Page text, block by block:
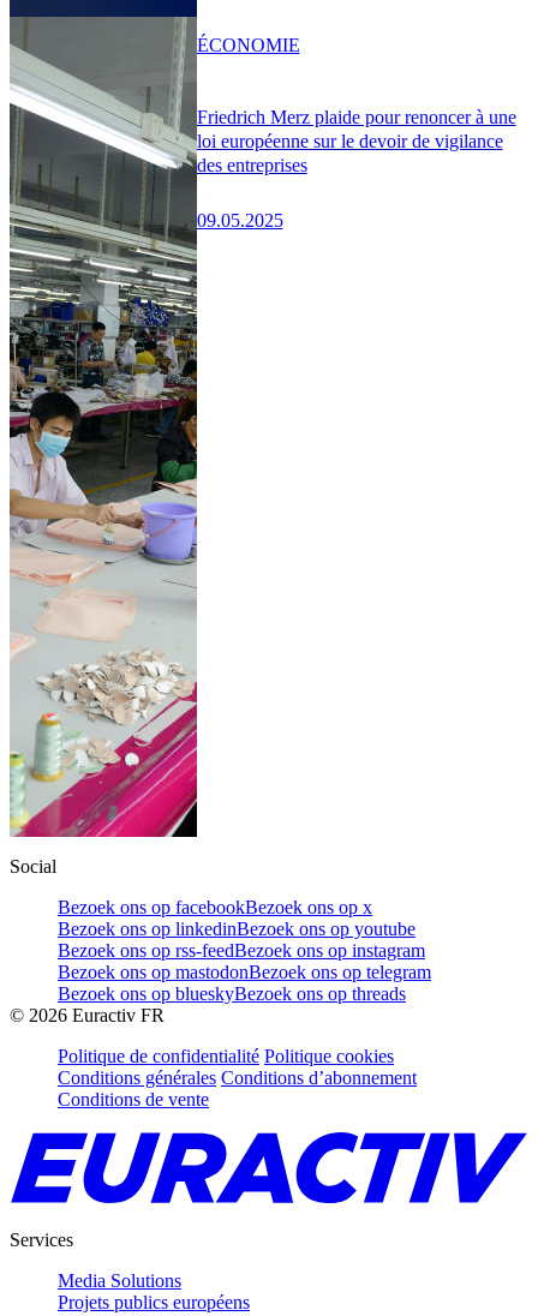
Friedrich Merz plaide pour renoncer à une
loi européenne sur le devoir de vigilance
des entreprises
09.05.2025
ÉCONOMIE
Social
Bezoek ons op facebookBezoek ons op x
Bezoek ons op linkedinBezoek ons op youtube
Bezoek ons op rss-feedBezoek ons op instagram
Bezoek ons op mastodonBezoek ons op telegram
Bezoek ons op blueskyBezoek ons op threads
© 2026 Euractiv FR
Politique de confidentialité Politique cookies
Conditions générales Conditions d’abonnement
Conditions de vente
Services
Media Solutions
Projets publics européens